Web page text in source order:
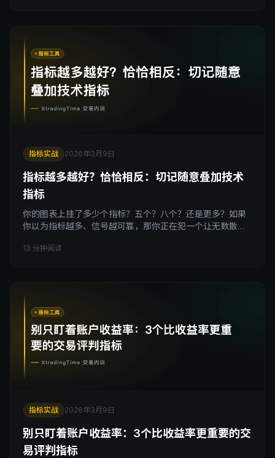
指标实战 2026年3月9日
指标越多越好？恰恰相反：切记随意叠加技术
指标
你的图表上挂了多少个指标？五个？八个？还是更多？如果
你以为指标越多、信号越可靠，那你正在犯一个让无数散户
种交易者，我见过太多次了。 他们的图表，打开来是这个样
13 分钟阅读
指标实战 2026年3月9日
别只盯着账户收益率：3个比收益率更重要的交
易评判指标